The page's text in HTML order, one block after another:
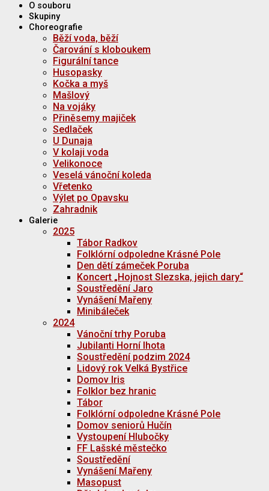
O souboru
Skupiny
Choreografie
Běží voda, běží
Čarování s kloboukem
Figurální tance
Husopasky
Kočka a myš
Mašlový
Na vojáky
Přiněsemy majiček
Sedlaček
U Dunaja
V kolaji voda
Velikonoce
Veselá vánoční koleda
Vřetenko
Výlet po Opavsku
Zahradnik
Galerie
2025
Tábor Radkov
Folklórní odpoledne Krásné Pole
Den dětí zámeček Poruba
Koncert „Hojnost Slezska, jejich dary“
Soustředění Jaro
Vynášení Mařeny
Minibáleček
2024
Vánoční trhy Poruba
Jubilanti Horní lhota
Soustředění podzim 2024
Lidový rok Velká Bystřice
Domov Iris
Folklor bez hranic
Tábor
Folklórní odpoledne Krásné Pole
Domov seniorů Hučín
Vystoupení Hlubočky
FF Lašské městečko
Soustředění
Vynášení Mařeny
Masopust